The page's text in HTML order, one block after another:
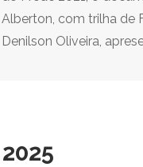
Alberton, com trilha de
Denilson Oliveira,